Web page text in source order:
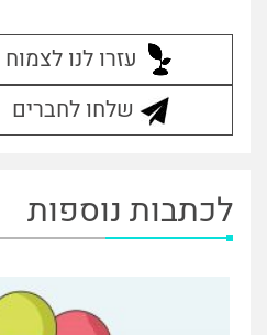
עזרו לנו לצמוח
שלחו לחברים
לכתבות נוספות